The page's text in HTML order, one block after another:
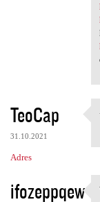
TeoCap
31.10.2021
Adres
ifozeppqew